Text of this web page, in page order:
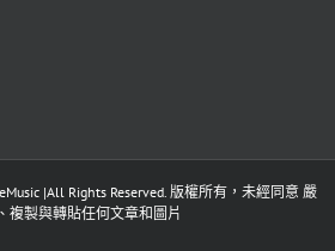
|All Rights Reserved. 版權所有，未經同意 嚴
複製與轉貼任何文章和圖片